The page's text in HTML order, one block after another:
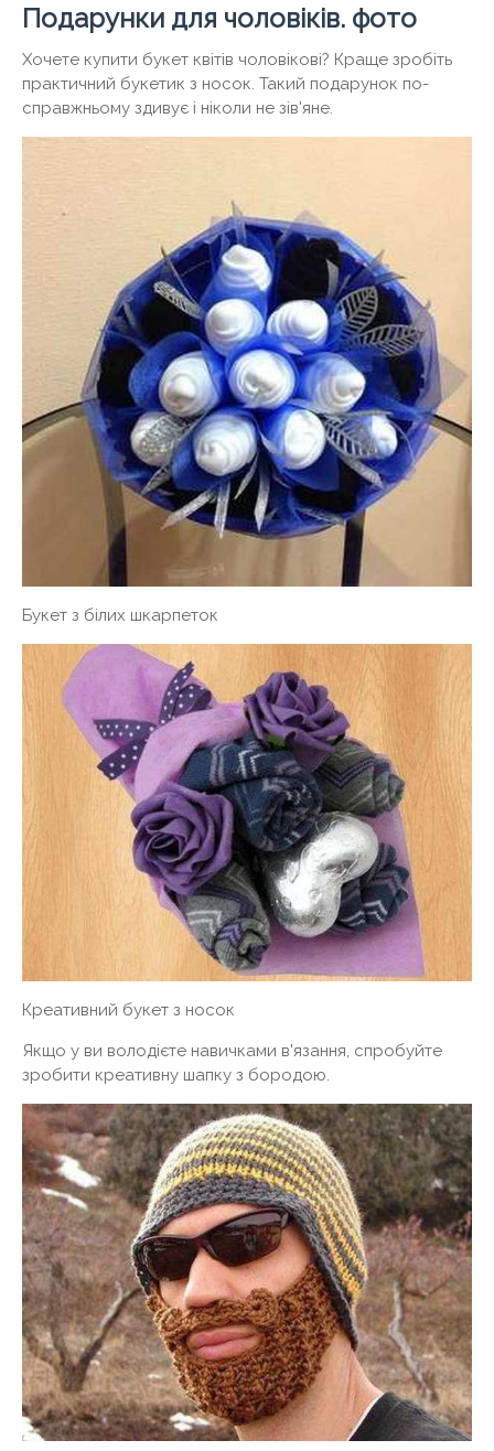
Подарунки для чоловіків. фото
Хочете купити букет квітів чоловікові? Краще зробіть
практичний букетик з носок. Такий подарунок по-
справжньому здивує і ніколи не зів'яне.
Букет з білих шкарпеток
Креативний букет з носок
Якщо у ви володієте навичками в'язання, спробуйте
зробити креативну шапку з бородою.